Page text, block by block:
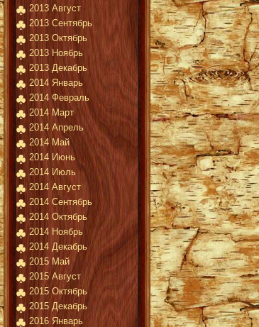
2013 Август
2013 Сентябрь
2013 Октябрь
2013 Ноябрь
2013 Декабрь
2014 Январь
2014 Февраль
2014 Март
2014 Апрель
2014 Май
2014 Июнь
2014 Июль
2014 Август
2014 Сентябрь
2014 Октябрь
2014 Ноябрь
2014 Декабрь
2015 Май
2015 Август
2015 Октябрь
2015 Декабрь
2016 Январь